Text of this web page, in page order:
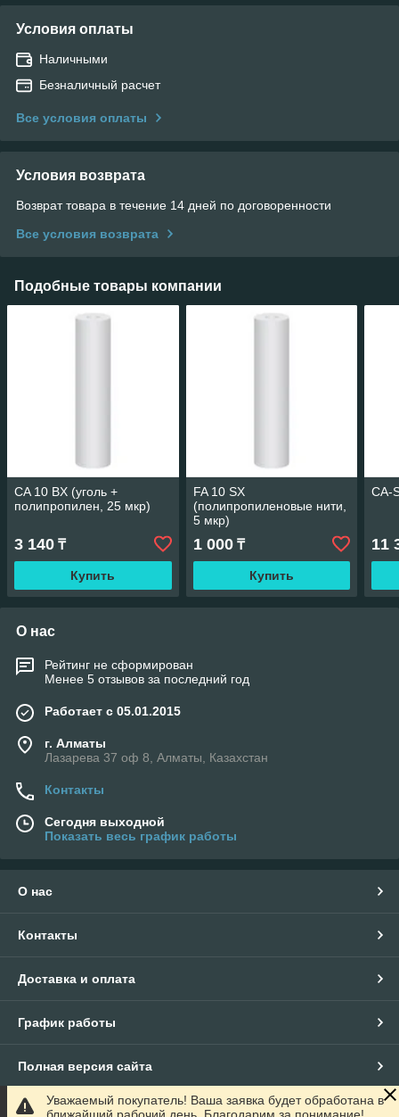
Условия оплаты
Наличными
Безналичный расчет
Все условия оплаты
Условия возврата
Возврат товара в течение 14 дней по договоренности
Все условия возврата
Подобные товары компании
CA 10 BX (уголь +
полипропилен, 25 мкр)
3 140 ₸
Купить
FA 10 SX
(полипропиленовые нити,
5 мкр)
1 000₸
Купить
CA-
11
О нас
Рейтинг не сформирован
Менее 5 отзывов за последний год
Работает с 05.01.2015
г. Алматы
Лазарева 37 оф 8, Алматы, Казахстан
Контакты
Сегодня выходной
Показать весь график работы
О нас
Контакты
Доставка и оплата
График работы
Полная версия сайта
Сайт создан на маркетплейсеSatu.kz
Уважаемый покупатель! Ваша заявка будет обработана в